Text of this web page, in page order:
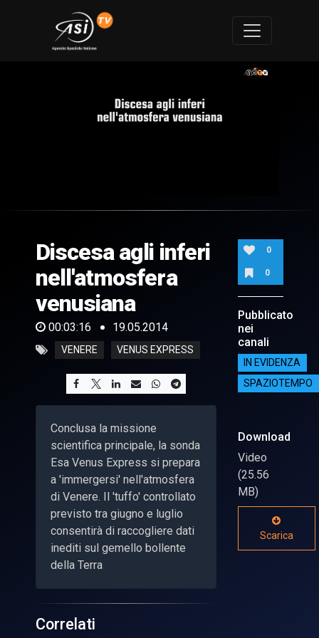
of
16
seconds
Discesa agli inferi
nell'atmosfera
venusiana
00:03:16 19.05.2014
VENERE VENUS EXPRESS
Conclusa la missione
scientifica principale, la sonda
Esa Venus Express si prepara
a 'immergersi' nell'atmosfera
di Venere. Il 'tuffo' controllato
previsto tra giugno e luglio
consentirà di raccogliere dati
inediti sul gemello bollente
della Terra
0
0
Pubblicato
nei
canali
IN EVIDENZA
SPAZIOTEMPO
Download
Video
(25.56
MB)
Scarica
Correlati